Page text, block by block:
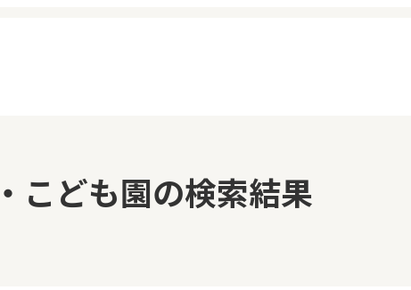
メッセージ
おすすめの園
こども園の検索結果